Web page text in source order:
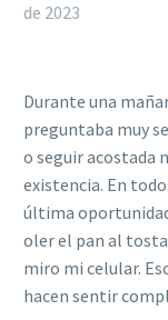
de 2023
Durante una ma
preguntaba muy
o seguir acostada
existencia. En
última
oler el pan al
miro mi celular.
hacen sentir